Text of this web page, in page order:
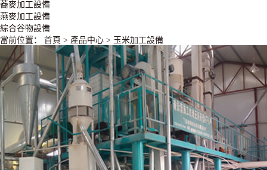
蕎麥加工設備
燕麥加工設備
綜合谷物設備
當前位置： 首頁 > 產品中心 > 玉米加工設備